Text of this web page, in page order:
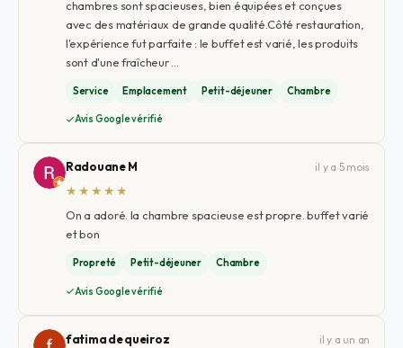
chambres sont spacieuses, bien équipées et conçues
avec des matériaux de grande qualité. ​Côté restauration,
l'expérience fut parfaite : le buffet est varié, les produits
sont d'une fraîcheur …
Service Emplacement Petit-déjeuner Chambre
Avis Google vérifié
Radouane M
il y a 5 mois
★★★★★
On a adoré. la chambre spacieuse est propre. buffet varié
et bon
Propreté Petit-déjeuner Chambre
Avis Google vérifié
fatima de queiroz
il y a un an